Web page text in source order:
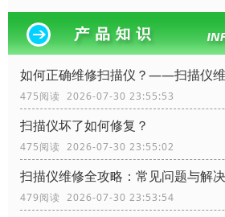
如何正确维修扫描仪？——扫描仪
475阅读 2026-07-30 23:55:53
扫描仪坏了如何修复？
475阅读 2026-07-30 23:55:02
扫描仪维修全攻略：常见问题与解
479阅读 2026-07-30 23:53:54